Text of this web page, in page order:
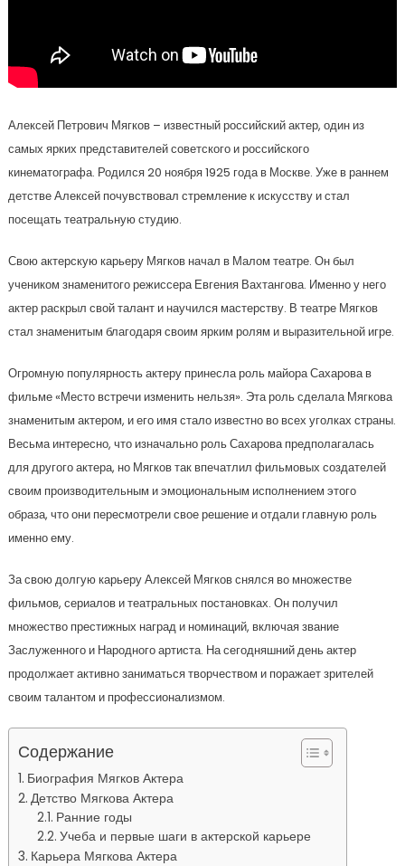
Алексей Петрович Мягков – известный российский актер, один из
самых ярких представителей советского и российского
кинематографа. Родился 20 ноября 1925 года в Москве. Уже в раннем
детстве Алексей почувствовал стремление к искусству и стал
посещать театральную студию.
Свою актерскую карьеру Мягков начал в Малом театре. Он был
учеником знаменитого режиссера Евгения Вахтангова. Именно у него
актер раскрыл свой талант и научился мастерству. В театре Мягков
стал знаменитым благодаря своим ярким ролям и выразительной игре.
Огромную популярность актеру принесла роль майора Сахарова в
фильме «Место встречи изменить нельзя». Эта роль сделала Мягкова
знаменитым актером, и его имя стало известно во всех уголках страны.
Весьма интересно, что изначально роль Сахарова предполагалась
для другого актера, но Мягков так впечатлил фильмовых создателей
своим производительным и эмоциональным исполнением этого
образа, что они пересмотрели свое решение и отдали главную роль
именно ему.
За свою долгую карьеру Алексей Мягков снялся во множестве
фильмов, сериалов и театральных постановках. Он получил
множество престижных наград и номинаций, включая звание
Заслуженного и Народного артиста. На сегодняшний день актер
продолжает активно заниматься творчеством и поражает зрителей
своим талантом и профессионализмом.
Содержание
Биография Мягков Актера
Детство Мягкова Актера
Ранние годы
Учеба и первые шаги в актерской карьере
Карьера Мягкова Актера